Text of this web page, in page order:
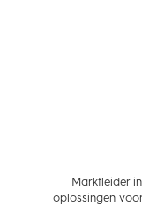
Marktleider
oplossingen